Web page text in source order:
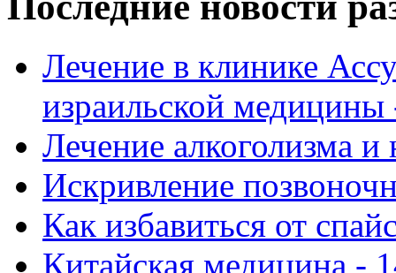
Лечение в клинике
израильской
Лечение алкоголизма
Искривление
Как избавиться от
Китайская медицина -